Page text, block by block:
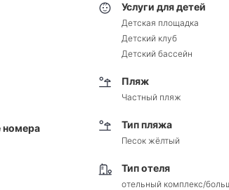
номера
Услуги для детей
Детская площадка
Детский клуб
Детский бассейн
Пляж
Частный пляж
Тип пляжа
Песок жёлтый
Тип отеля
отельный комплекс/